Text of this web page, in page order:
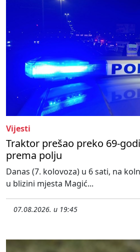
Vijesti
Traktor prešao preko 69-
prema polju
Danas (7. kolovoza) u 6 sati, na
u blizini mjesta Magić...
07.08.2026. u 19:45